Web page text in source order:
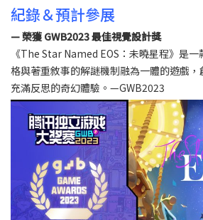
紀錄＆預計參展
— 榮獲 GWB2023 最佳視覺設計獎
《The Star Named EOS：未曉星程》是
格與著重敘事的解謎機制融為一體的遊戲
充滿反思的奇幻體驗。—GWB2023